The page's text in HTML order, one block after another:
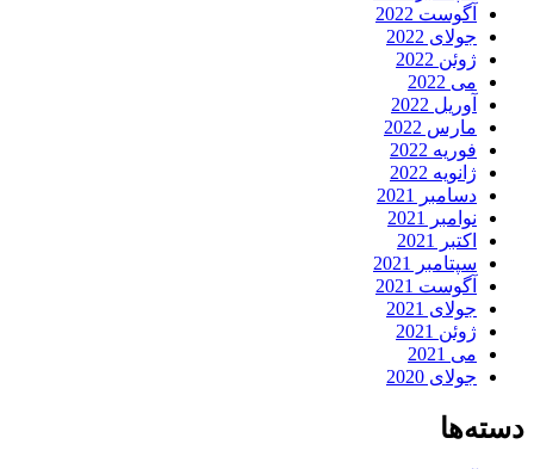
آگوست 2022
جولای 2022
ژوئن 2022
می 2022
آوریل 2022
مارس 2022
فوریه 2022
ژانویه 2022
دسامبر 2021
نوامبر 2021
اکتبر 2021
سپتامبر 2021
آگوست 2021
جولای 2021
ژوئن 2021
می 2021
جولای 2020
دسته‌ها